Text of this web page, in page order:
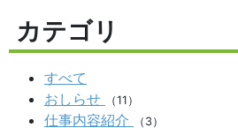
カテゴリ
すべて
おしらせ
（11）
仕事内容紹介 （3）